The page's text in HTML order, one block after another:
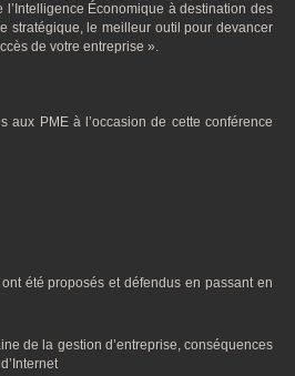
Économique à destination des
stratégique, le meilleur outil pour devancer
de votre entreprise ».
aux PME à l’occasion de cette conférence
été proposés et défendus en passant en
de la gestion d’entreprise, conséquences